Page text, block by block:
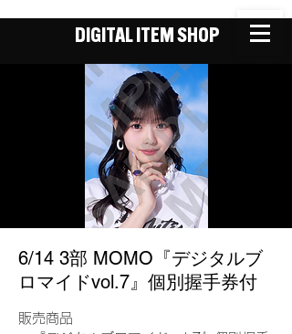
DIGITAL ITEM SHOP
6/14 3部 MOMO『デジタルブ
ロマイドvol.7』個別握手券付
販売商品